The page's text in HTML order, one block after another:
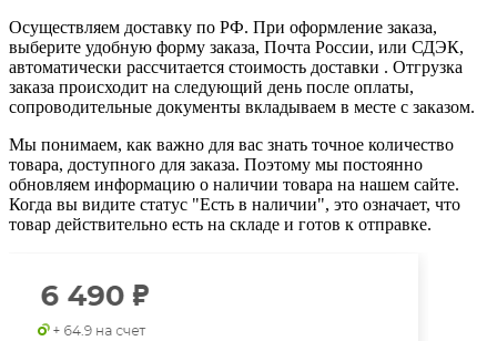
Осуществляем доставку по РФ. При оформление заказа,
выберите удобную форму заказа, Почта России, или СДЭК,
автоматически рассчитается стоимость доставки . Отгрузка
заказа происходит на следующий день после оплаты,
сопроводительные документы вкладываем в месте с заказом.
Мы понимаем, как важно для вас знать точное количество
товара, доступного для заказа. Поэтому мы постоянно
обновляем информацию о наличии товара на нашем сайте.
Когда вы видите статус "Есть в наличии", это означает, что
товар действительно есть на складе и готов к отправке.